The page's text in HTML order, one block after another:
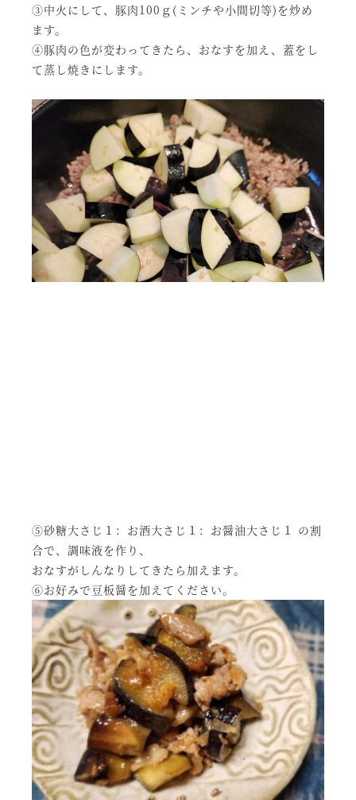
③中火にして、豚肉100ｇ(ミンチや小間切等)を炒め
ます。
④豚肉の色が変わってきたら、おなすを加え、蓋をし
て蒸し焼きにします。
⑤砂糖大さじ１：お酒大さじ１：お醤油大さじ１ の割
合で、調味液を作り、
おなすがしんなりしてきたら加えます。
⑥お好みで豆板醤を加えてください。